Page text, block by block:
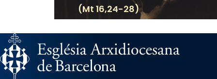
(Mt 16,24-28)